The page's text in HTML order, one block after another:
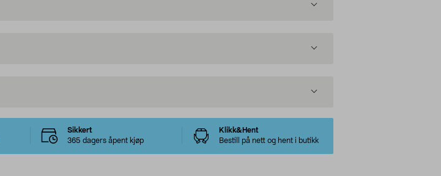
Sikkert
365 dagers åpent kjøp
Klikk&Hent
Bestill på nett og hent i butikk